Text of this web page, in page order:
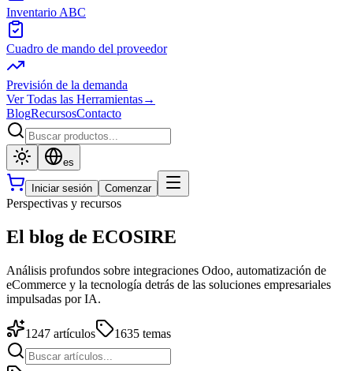
Inventario ABC
Cuadro de mando del proveedor
Previsión de la demanda
Ver Todas las Herramientas→
BlogRecursosContacto
es
Iniciar sesión Comenzar
Perspectivas y recursos
El blog de ECOSIRE
Análisis profundos sobre integraciones Odoo, automatización de
eCommerce y la tecnología detrás de las soluciones empresariales
impulsadas por IA.
1247 artículos 1635 temas